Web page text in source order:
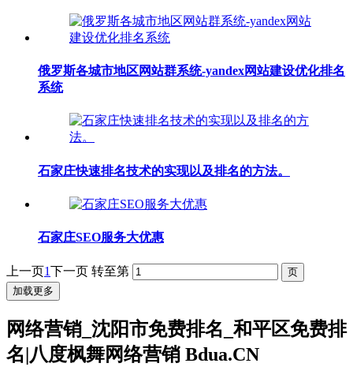
俄罗斯各城市地区网站群系统-yandex网站建设优化排名
系统
石家庄快速排名技术的实现以及排名的方法。
石家庄SEO服务大优惠
上一页1下一页 转至第
加载更多
网络营销_沈阳市免费排名_和平区免费排
名|八度枫舞网络营销 Bdua.CN